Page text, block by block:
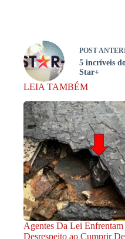
POST
5 incríveis
Star+
LEIA TAMBÉM
Agentes Da Lei Enfrentam
Desrespeito ao Cumprir